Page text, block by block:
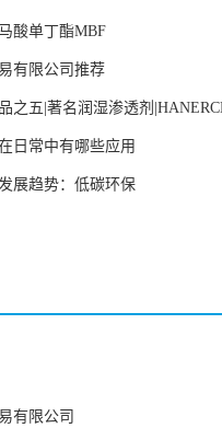
酸单丁酯MBF
有限公司推荐
之五|著名润湿渗透剂
日常中有哪些应用
展趋势：低碳环保
有限公司